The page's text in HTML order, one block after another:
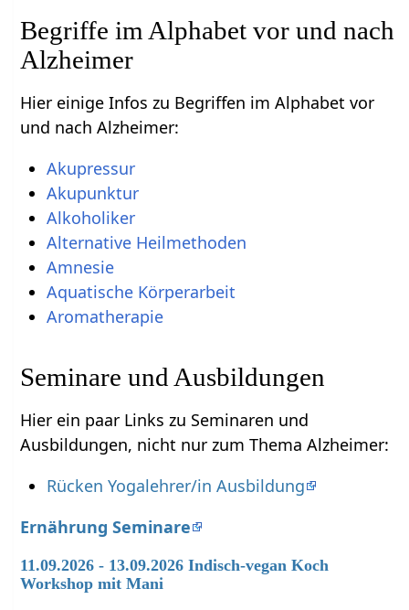
Begriffe im Alphabet vor und nach
Alzheimer
Hier einige Infos zu Begriffen im Alphabet vor
und nach Alzheimer:
Akupressur
Akupunktur
Alkoholiker
Alternative Heilmethoden
Amnesie
Aquatische Körperarbeit
Aromatherapie
Seminare und Ausbildungen
Hier ein paar Links zu Seminaren und
Ausbildungen, nicht nur zum Thema Alzheimer:
Rücken Yogalehrer/in Ausbildung
Ernährung Seminare
11.09.2026 - 13.09.2026 Indisch-vegan Koch
Workshop mit Mani